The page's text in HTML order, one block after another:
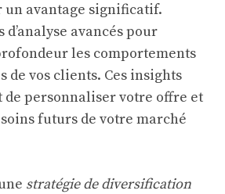
un avantage significatif.
avancés pour
les comportements
de vos clients. Ces insights
personnaliser votre offre et
futurs de votre marché
stratégie de diversification